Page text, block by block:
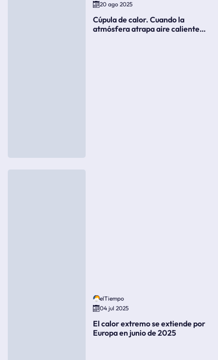
20 ago 2025
Cúpula de calor. Cuando la
atmósfera atrapa aire caliente
elTiempo
04 jul 2025
El calor extremo se extiende por
Europa en junio de 2025